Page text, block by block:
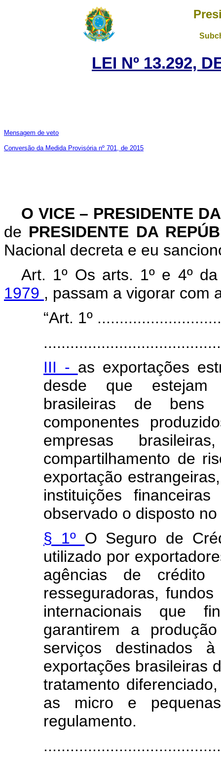
LEI Nº 13.292,
Mensagem de veto
Conversão da Medida Provisória nº 701, de 2015
O VICE – PRESIDENTE
de PRESIDENTE DA
Nacional decreta e eu
Art. 1º Os arts. 1º e 4º
1979 , passam a vigorar com
“Art. 1º
III - as exportações
desde que estejam
brasileiras de bens
componentes
empresas
compartilhamento de
exportação
instituições
observado o disposto no
§ 1º O Seguro de
utilizado por
agências de crédito
resseguradoras,
internacionais que
garantirem a
serviços destinados
exportações brasileiras
tratamento
as micro e
regulamento.